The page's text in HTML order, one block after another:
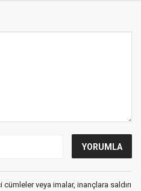
veya imalar, inançlara saldırı